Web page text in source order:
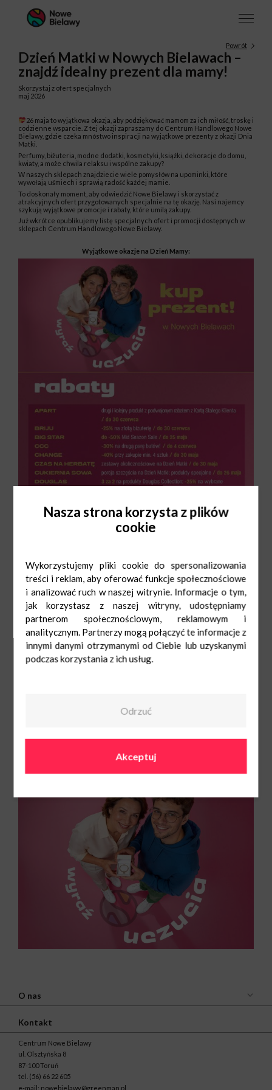
Powrót
Dzień Matki w Nowych Bielawach –
znajdź idealny prezent dla mamy!
Skorzystaj z ofert specjalnych
maj 2026
26 maja to wyjątkowa okazja, aby podziękować mamom za ich miłość, troskę i
codzienne wsparcie. Z tej okazji zapraszamy do Centrum Handlowego Nowe
Bielawy, gdzie czeka mnóstwo inspiracji na wyjątkowe prezenty z okazji Dnia
Matki.
Perfumy, biżuteria, modne dodatki, kosmetyki, książki, dekoracje do domu,
kwiaty, a może chwila relaksu i wspólne zakupy?
W naszych sklepach znajdziecie wiele pomysłów na upominki, które
wywołają uśmiech i sprawią radość każdej mamie.
To doskonały moment, aby odwiedzić Nowe Bielawy i skorzystać z
atrakcyjnych ofert przygotowanych specjalnie na tę okazję. Nasi najemcy
szykują wyjątkowe promocje i rabaty, które umilą zakupy.
Już wkrótce opublikujemy listę specjalnych ofert i promocji dostępnych w
sklepach Centrum Handlowego Nowe Bielawy.
Wyjątkowe okazje na Dzień Mamy:
O nas
Kontakt
Centrum Nowe Bielawy
ul. Olsztyńska 8
87-100 Toruń
tel. (56) 66 22 605
e-mail: nowebielawy@greenman.pl
Nasza strona korzysta z plików
cookie
Wykorzystujemy pliki cookie do spersonalizowania
treści i reklam, aby oferować funkcje społecznościowe
i analizować ruch w naszej witrynie. Informacje o tym,
jak korzystasz z naszej witryny, udostępniamy
partnerom społecznościowym, reklamowym i
analitycznym. Partnerzy mogą połączyć te informacje z
innymi danymi otrzymanymi od Ciebie lub uzyskanymi
podczas korzystania z ich usług.
Odrzuć
Akceptuj